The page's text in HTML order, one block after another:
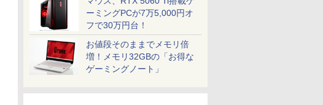
ーミングPCが7万5,000円オ
フで30万円台！
お値段そのままでメモリ倍
増！メモリ32GBの「お得な
ゲーミングノート」